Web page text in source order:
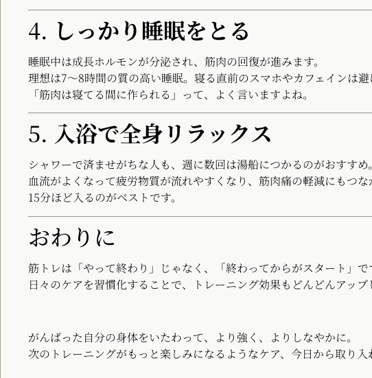
4. しっかり睡眠をとる
睡眠中は成長ホルモンが分泌され、筋肉の回復が進みます。
理想は7〜8時間の質の高い睡眠。寝る直前のスマホやカフェインは
「筋肉は寝てる間に作られる」って、よく言いますよね。
5. 入浴で全身リラックス
シャワーで済ませがちな人も、週に数回は湯船につかるのがおすすめ。
血流がよくなって疲労物質が流れやすくなり、筋肉痛の軽減にもつ
15分ほど入るのがベストです。
おわりに
筋トレは「やって終わり」じゃなく、「終わってからがスタート」で
日々のケアを習慣化することで、トレーニング効果もどんどんアップ
がんばった自分の身体をいたわって、より強く、よりしなやかに。
次のトレーニングがもっと楽しみになるようなケア、今日から取り入